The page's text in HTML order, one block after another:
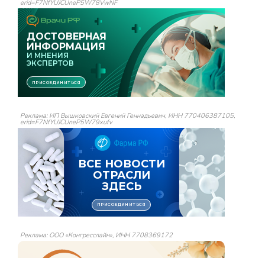
erid=F7NfYUJCUneP5W78VwNF
Реклама: ИП Вышковский Евгений Геннадьевич, ИНН 770406387105,
erid=F7NfYUJCUneP5W79xufv
Реклама: ООО «Конгресслайн», ИНН 7708369172